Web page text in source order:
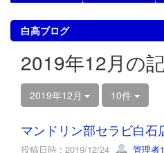
白高ブログ
2019年12月の
2019年12月 10件
マンドリン部セラビ白石
投稿日時 : 2019/12/24 管理者